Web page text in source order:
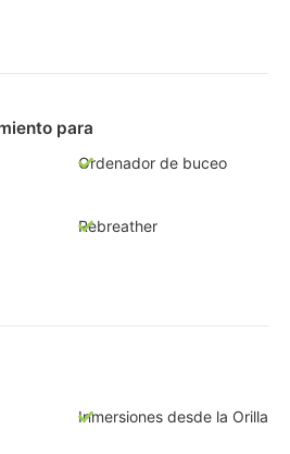
para
Ordenador de buceo
Rebreather
Inmersiones desde la Orilla